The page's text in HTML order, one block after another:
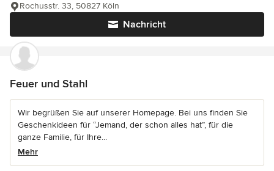
Nachricht
Rochusstr. 33, 50827 Köln
Feuer und Stahl
Wir begrüßen Sie auf unserer Homepage. Bei uns finden Sie
Geschenkideen für “Jemand, der schon alles hat”, für die
ganze Familie, für Ihre...
Mehr